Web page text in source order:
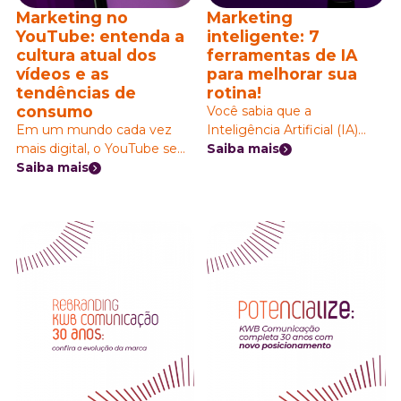
você utilizá-lo no dia a dia!
Mas primeiro vamos à
pergunta que mais gera
dúvida:
Marketing no
YouTube: entenda a
cultura atual dos
vídeos e as
tendências de
consumo
Em um mundo cada vez
mais digital, o YouTube se
destaca como um gigante
diariamente. Mas o que
torna essa plataforma tão
especial? A resposta está na
tendências de consumo em
constante evolução.
Saiba mais
Marketing
inteligente: 7
ferramentas de IA
para melhorar sua
rotina!
Você sabia que a
Inteligência Artificial (IA)
pode ser uma excelente
para marketing auxiliam na
análise de dados e até
mesmo na criação de
agência de comunicação, já
aplicamos algumas das
ferramentas em nosso dia a
dia. Quer saber como usá-
Saiba mais